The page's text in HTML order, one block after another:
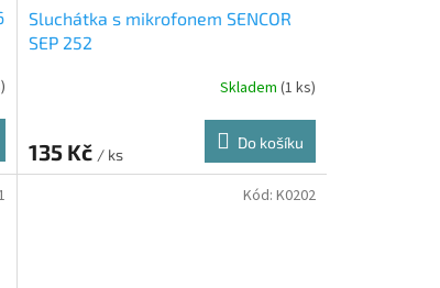
Sluchátka s mikrofonem SENCOR
SEP 252
Skladem (1 ks)
135 Kč / ks
Do košíku
Kód: K0202